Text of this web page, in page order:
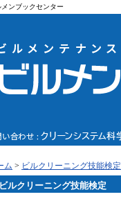
ンブックセンター
ム > ビルクリーニング技能検定
ビルクリーニング技能検定